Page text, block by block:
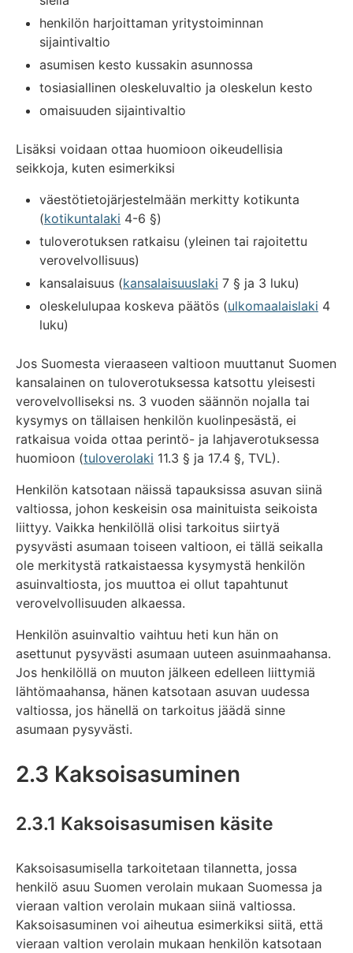
henkilön harjoittaman yritystoiminnan
sijaintivaltio
asumisen kesto kussakin asunnossa
tosiasiallinen oleskeluvaltio ja oleskelun kesto
omaisuuden sijaintivaltio
Lisäksi voidaan ottaa huomioon oikeudellisia
seikkoja, kuten esimerkiksi
väestötietojärjestelmään merkitty kotikunta
(kotikuntalaki 4-6 §)
tuloverotuksen ratkaisu (yleinen tai rajoitettu
verovelvollisuus)
kansalaisuus (kansalaisuuslaki 7 § ja 3 luku)
oleskelulupaa koskeva päätös (ulkomaalaislaki 4
luku)
Jos Suomesta vieraaseen valtioon muuttanut Suomen
kansalainen on tuloverotuksessa katsottu yleisesti
verovelvolliseksi ns. 3 vuoden säännön nojalla tai
kysymys on tällaisen henkilön kuolinpesästä, ei
ratkaisua voida ottaa perintö- ja lahjaverotuksessa
huomioon (tuloverolaki 11.3 § ja 17.4 §, TVL).
Henkilön katsotaan näissä tapauksissa asuvan siinä
valtiossa, johon keskeisin osa mainituista seikoista
liittyy. Vaikka henkilöllä olisi tarkoitus siirtyä
pysyvästi asumaan toiseen valtioon, ei tällä seikalla
ole merkitystä ratkaistaessa kysymystä henkilön
asuinvaltiosta, jos muuttoa ei ollut tapahtunut
verovelvollisuuden alkaessa.
Henkilön asuinvaltio vaihtuu heti kun hän on
asettunut pysyvästi asumaan uuteen asuinmaahansa.
Jos henkilöllä on muuton jälkeen edelleen liittymiä
lähtömaahansa, hänen katsotaan asuvan uudessa
valtiossa, jos hänellä on tarkoitus jäädä sinne
asumaan pysyvästi.
2.3 Kaksoisasuminen
2.3.1 Kaksoisasumisen käsite
Kaksoisasumisella tarkoitetaan tilannetta, jossa
henkilö asuu Suomen verolain mukaan Suomessa ja
vieraan valtion verolain mukaan siinä valtiossa.
Kaksoisasuminen voi aiheutua esimerkiksi siitä, että
vieraan valtion verolain mukaan henkilön katsotaan